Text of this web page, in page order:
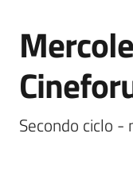
Amministrazione
Novità
Servizi
Salta al contenuto
Secondo ciclo